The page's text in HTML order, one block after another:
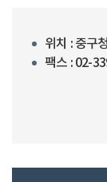
위치 : 중구
팩스 : 02-